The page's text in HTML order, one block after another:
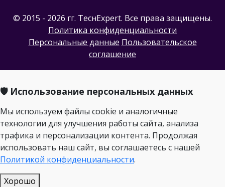
© 2015 - 2026 гг. ТеcнExpert. Все права защищены.
Политика конфиденциальности
Персональные данные Пользовательское
соглашение
🛡️ Использование персональных данных
Мы используем файлы cookie и аналогичные
технологии для улучшения работы сайта, анализа
трафика и персонализации контента. Продолжая
использовать наш сайт, вы соглашаетесь с нашей
Политикой конфиденциальности.
Хорошо